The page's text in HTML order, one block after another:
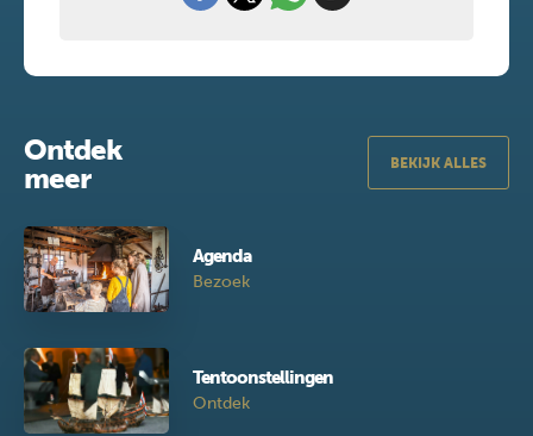
Ontdek
meer
BEKIJK ALLES
Agenda
Bezoek
Tentoonstellingen
Ontdek